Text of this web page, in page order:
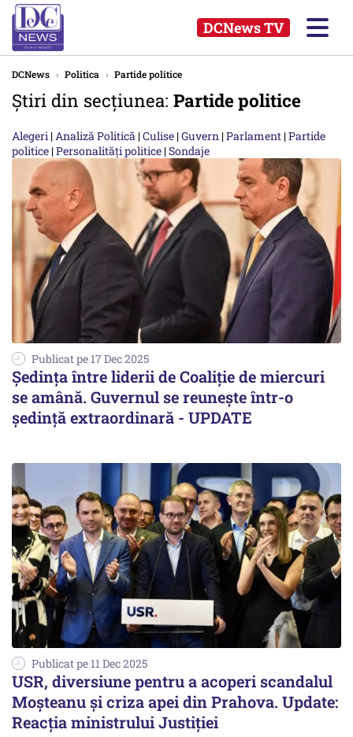
DCNews TV
DCNews › Politica › Partide politice
Știri din secțiunea: Partide politice
Alegeri |Analiză Politică |Culise |Guvern |Parlament |Partide
politice |Personalități politice |Sondaje
Publicat pe 17 Dec 2025
Ședința între liderii de Coaliție de miercuri
se amână. Guvernul se reunește într-o
ședință extraordinară - UPDATE
Publicat pe 11 Dec 2025
USR, diversiune pentru a acoperi scandalul
Moșteanu și criza apei din Prahova. Update:
Reacția ministrului Justiției